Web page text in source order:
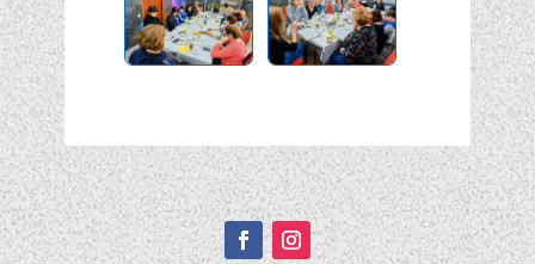
Подписывайтесь!